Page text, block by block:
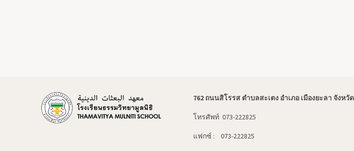
762 ถนนสิโรรส ตำบลสะเตง อำเภอ เมืองยะลา จังหวั
โทรศัพท์ 073-222825
แฟกซ์ : 073-222825